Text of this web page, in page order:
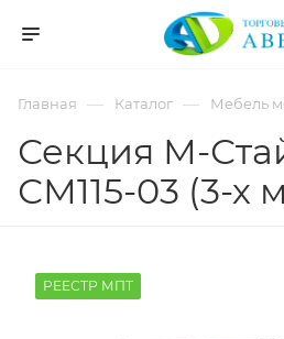
Главная — Каталог — Мебель
Секция М-
СМ115-03 (3-х
РЕЕСТР МПТ
pornspider.info
xnxx